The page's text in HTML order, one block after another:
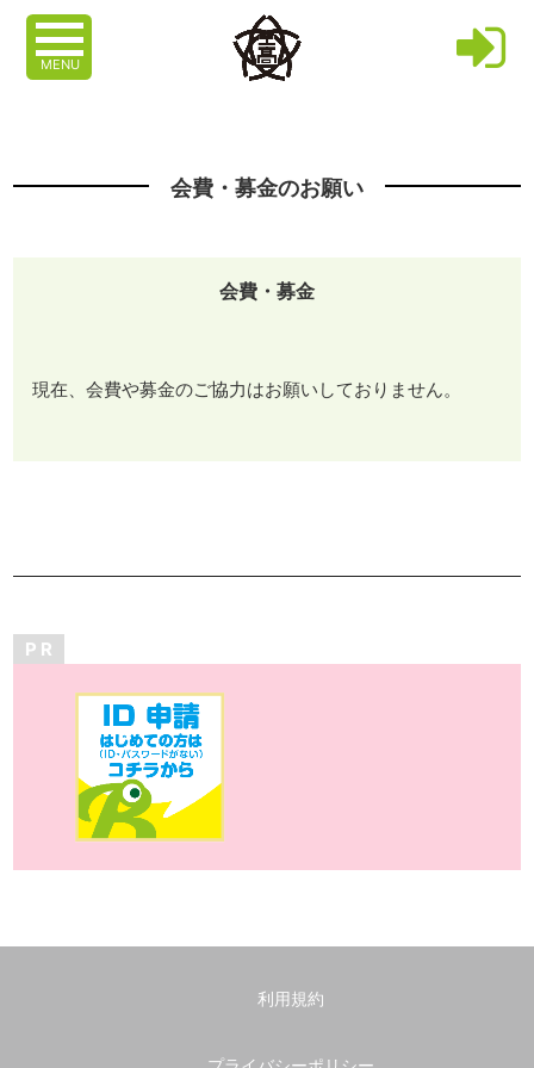
MENU
会費・募金のお願い
会費・募金
現在、会費や募金のご協力はお願いしておりません。
P R
利用規約